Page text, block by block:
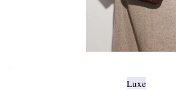
Luxe